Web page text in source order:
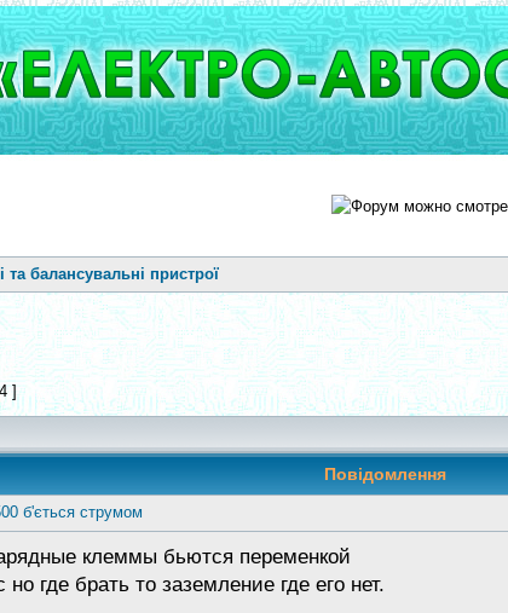
та балансувальні пристрої
]
Повідомлення
б'ється струмом
клеммы бьются переменкой
где брать то заземление где его нет.